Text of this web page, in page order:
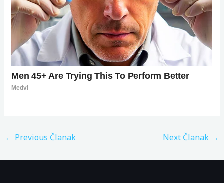
← Previous Članak Next Članak →